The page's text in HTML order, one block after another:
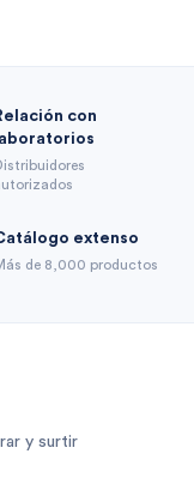
con
laboratorios
Distribuidores
extenso
de 8,000 productos
y surtir